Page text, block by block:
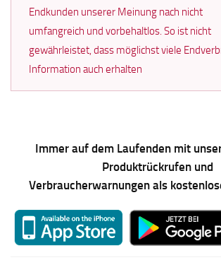
Endkunden unserer Meinung nach nicht
umfangreich und vorbehaltlos. So ist nicht
gewährleistet, dass möglichst viele
Information auch erhalten
Immer auf dem Laufenden mit
Produktrückrufen und
Verbraucherwarnungen als